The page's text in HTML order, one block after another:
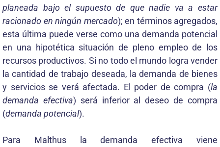
planeada bajo el supuesto de que nadie va a estar
racionado en ningún mercado); en términos agregados,
esta última puede verse como una demanda potencial
en una hipotética situación de pleno empleo de los
recursos productivos. Si no todo el mundo logra vender
la cantidad de trabajo deseada, la demanda de bienes
y servicios se verá afectada. El poder de compra (la
demanda efectiva) será inferior al deseo de compra
(demanda potencial).
Para Malthus la demanda efectiva viene